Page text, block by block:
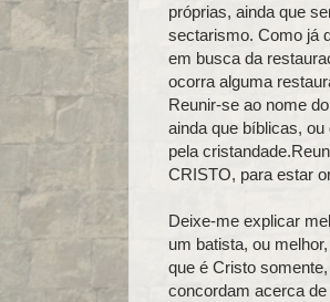
próprias, ainda que
sectarismo. Como já
em busca da
ocorra alguma
Reunir‑se ao nome
ainda que bíblicas,
pela
CRISTO, para estar
Deixe‑me explicar
um batista, ou
que é Cristo
concordam acerca